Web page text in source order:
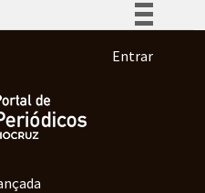
Participe
Acesso à informação
Menu de
Entrar